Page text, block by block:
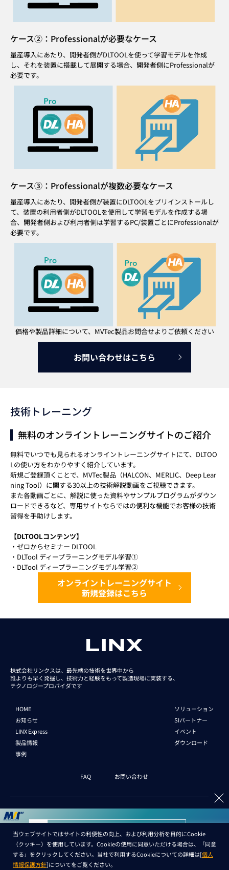
ケース②：Professionalが必要なケース
量産導入にあたり、開発者側がDLTOOLを使って学習モデルを作成
し、 それを装置に搭載して展開する場合、開発者側にProfessionalが
必要です。
ケース③：Professionalが複数必要なケース
量産導入にあたり、開発者側が装置にDLTOOLをプリインストールし
て、 装置の利用者側がDLTOOLを使用して学習モデルを作成する場
合、 開発者側および利用者側は学習するPC/装置ごとにProfessionalが
必要です。
価格や製品詳細について、MVTec製品お問合せよりご依頼ください
お問い合わせはこちら
技術トレーニング
無料のオンライントレーニングサイトのご紹介
無料でいつでも見られるオンライントレーニングサイトにて、DLTOO
Lの使い方をわかりやすく紹介しています。
新規ご登録頂くことで、MVTec製品（HALCON、MERLIC、Deep Lear
ning Tool）に関する30以上の技術解説動画をご視聴できます。
また各動画ごとに、解説に使った資料やサンプルプログラムがダウン
ロードできるなど、専用サイトならではの便利な機能でお客様の技術
習得を手助けします。
【DLTOOLコンテンツ】
・ゼロからセミナー DLTOOL
・DLTool ディープラーニングモデル学習①
・DLTool ディープラーニングモデル学習②
オンライントレーニングサイト
新規登録はこちら
株式会社リンクスは、最先端の技術を世界中から
誰よりも早く発掘し、技術力と経験をもって製造現場に実装する、
テクノロジープロバイダです
HOME
お知らせ
LINX Express
製品情報
事例
ソリューション
SIパートナー
イベント
ダウンロード
FAQ お問い合わせ
企業情報 新卒採用 中途採用
個人情報保護法 情報 セキュリティ基本方針
当ウェブサイトではサイトの利便性の向上、および利用分析を目的にCookie
（クッキー）を使用しています。Cookieの使用に同意いただける場合は、「同意
する」をクリックしてください。当社で利用するCookieについての詳細は[個人
情報保護方針]についてをご覧ください。